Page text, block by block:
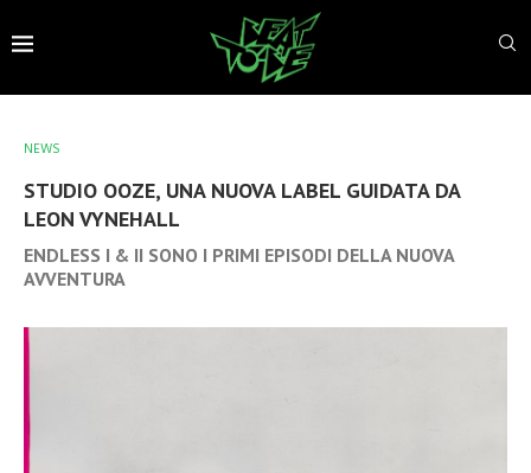
NEWS
STUDIO OOZE, UNA NUOVA LABEL GUIDATA DA
LEON VYNEHALL
ENDLESS I & II SONO I PRIMI EPISODI DELLA NUOVA
AVVENTURA